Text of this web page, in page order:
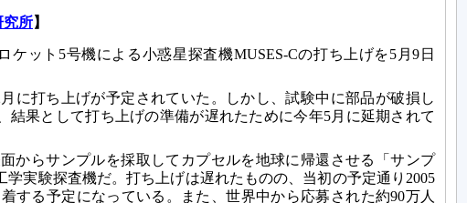
究所】
ケット5号機による小惑星探査機MUSES-Cの打ち上げを5月9日
に打ち上げが予定されていた。しかし、試験中に部品が破損し
結果として打ち上げの準備が遅れたために今年5月に延期されて
からサンプルを採取してカプセルを地球に帰還させる「サンプ
学実験探査機だ。打ち上げは遅れたものの、当初の予定通り2005
する予定になっている。また、世界中から応募された約90万人